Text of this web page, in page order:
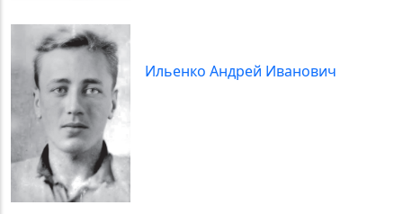
Ильенко Андрей Иванович